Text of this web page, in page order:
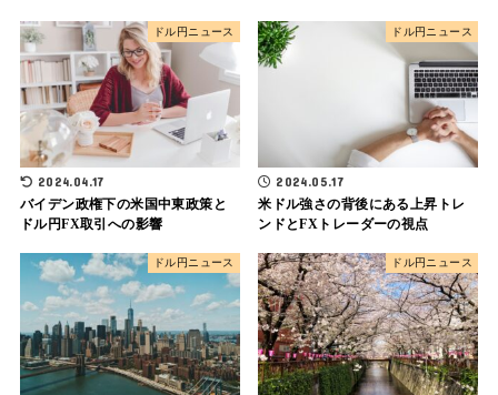
ドル円ニュース
2024.04.17
バイデン政権下の米国中東政策と
ドル円FX取引への影響
ドル円ニュース
2024.05.17
米ドル強さの背後にある上昇トレ
ンドとFXトレーダーの視点
ドル円ニュース ドル円ニュース